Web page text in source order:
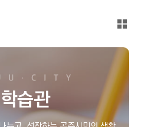
전체
습관